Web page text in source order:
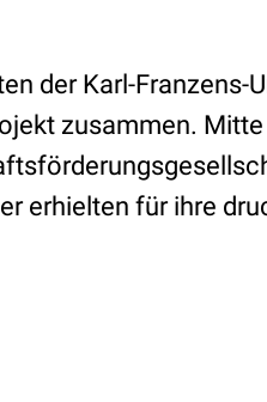
der Karl-Franzens-
zusammen.
erhielten für ihre